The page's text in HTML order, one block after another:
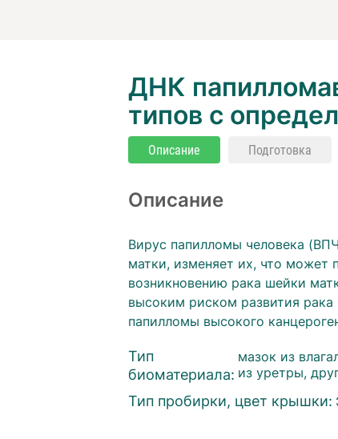
ДНК
типов с
Описание Подготовка
Описание
Вирус папилломы человека
матки, изменяет их, что может
возникновению рака шейки
высоким риском развития
папилломы высокого
Тип
биоматериала:
мазок из
из уретры,
Тип пробирки, цвет крышки: